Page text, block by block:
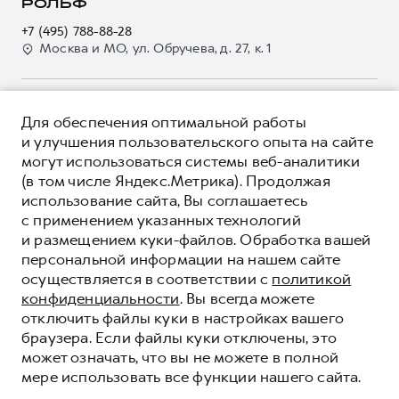
Для малого бизнеса
Система управления автопарком
Сервис для корпоративных клиентов
HAVAL Лизинг
Автомобильные аксессуары
Коллекция PRO
Коллекция Базовая
Коллекция Детская
Электронный ПТС
GWM Безопасность
Мобильное приложение GWM
Программа «HAVAL Защита+»
Руководства по эксплуатации
Подписки
Автомобильные аксессуары
Коллекция PRO
Коллекция Базовая
Коллекция Детская
Наша команда
Контакты
РОЛЬФ
+7 (495) 788-88-28
Москва и МО, ул. Обручева, д. 27, к. 1
ЦЕНЫ И ВЫГОДЫ
ЮРИДИЧЕСКАЯ ИНФОРМАЦИЯ
Вся представленная на сайте информация, касающаяся
автомобилей и сервисного обслуживания, носит
информационный характер и не является публичной офертой.
Все цены, указанные на данном сайте, носят информационный
характер и являются максимально рекомендуемыми
розничными ценами по расчетам дистрибьютора (ООО «Грейт
Волл Мотор Рус»). Для получения подробной информации
просьба обращаться к ближайшему официальному дилеру ООО
«Грейт Волл Мотор Рус» либо по телефону Горячей линии 8 (800)
511-59-86, либо на сайте. Опубликованная на данном сайте
информация может быть изменена в любое время без
****На некоторых автомобилях HAVAL может отсутствовать
система / устройство вызова экстренных оперативных служб
(блок ЭРА-ГЛОНАСС).
Показать все
© 2026 ООО «Грейт Волл Мотор Рус»
© 2026 АО «РОЛЬФ»
Политика конфиденциальности
Юридическая информация
Для обеспечения оптимальной работы
и улучшения пользовательского опыта на сайте
могут использоваться системы веб-аналитики
(в том числе Яндекс.Метрика). Продолжая
использование сайта, Вы соглашаетесь
с применением указанных технологий
и размещением куки-файлов. Обработка вашей
персональной информации на нашем сайте
осуществляется в соответствии с политикой
конфиденциальности. Вы всегда можете
отключить файлы куки в настройках вашего
браузера. Если файлы куки отключены, это
может означать, что вы не можете в полной
мере использовать все функции нашего сайта.